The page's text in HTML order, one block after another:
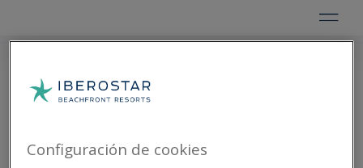
Configuración de cookies